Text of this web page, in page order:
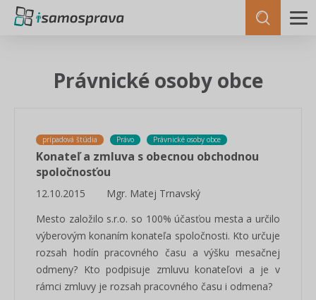
Právnické osoby obce
prípadová štúdia Právo Právnické osoby obce
Konateľ a zmluva s obecnou obchodnou
spoločnosťou
12.10.2015
Mgr. Matej Trnavský
Mesto založilo s.r.o. so 100% účasťou mesta a určilo
výberovým konaním konateľa spoločnosti. Kto určuje
rozsah hodín pracovného času a výšku mesačnej
odmeny? Kto podpisuje zmluvu konateľovi a je v
rámci zmluvy je rozsah pracovného času i odmena?